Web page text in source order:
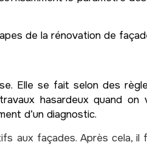
de la rénovation de
Elle se fait selon des
hasardeux quand on
d’un diagnostic.
aux façades. Après cela, il